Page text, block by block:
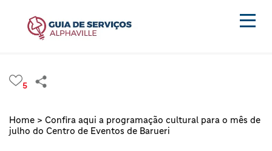
5
Home > Confira aqui a programação cultural para o mês de
julho do Centro de Eventos de Barueri